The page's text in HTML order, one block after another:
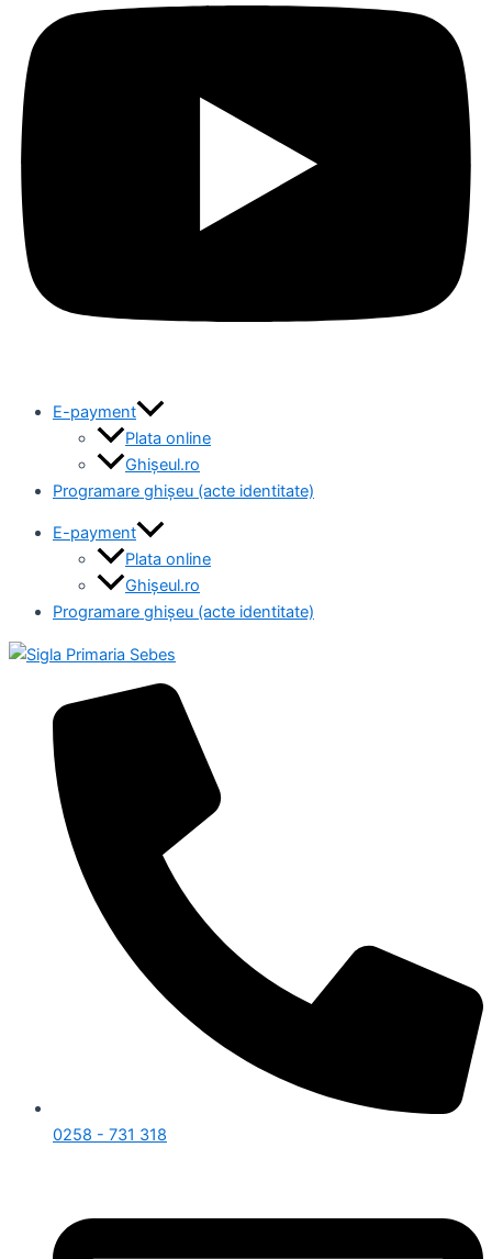
E-payment
Plata online
Ghișeul.ro
Programare ghișeu (acte identitate)
E-payment
Plata online
Ghișeul.ro
Programare ghișeu (acte identitate)
0258 - 731 318